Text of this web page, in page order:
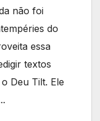
não foi
do
essa
textos
Deu Tilt. Ele